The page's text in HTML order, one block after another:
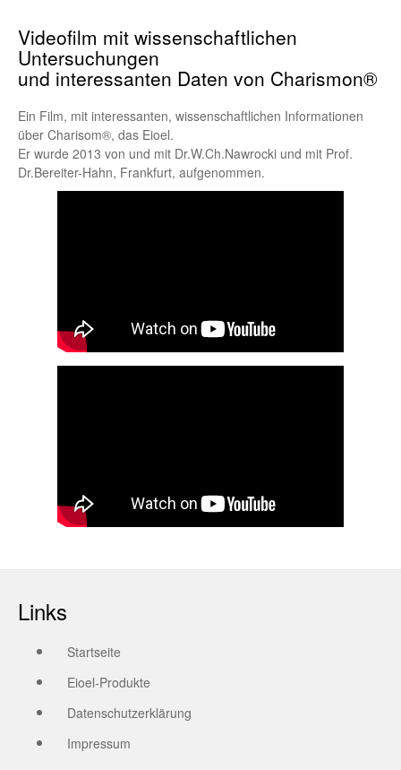
Videofilm mit wissenschaftlichen
Untersuchungen
und interessanten Daten von Charismon®
Ein Film, mit interessanten, wissenschaftlichen Informationen
über Charisom®, das Eioel.
Er wurde 2013 von und mit Dr.W.Ch.Nawrocki und mit Prof.
Dr.Bereiter-Hahn, Frankfurt, aufgenommen.
Links
Startseite
Eioel-Produkte
Datenschutzerklärung
Impressum